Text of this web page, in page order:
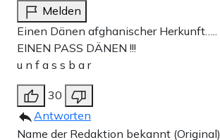
Melden
Einen Dänen afghanischer Herkunft…..
EINEN PASS DÄNEN !!!
u n f a s s b a r
30
Antworten
Name der Redaktion bekannt (Original)